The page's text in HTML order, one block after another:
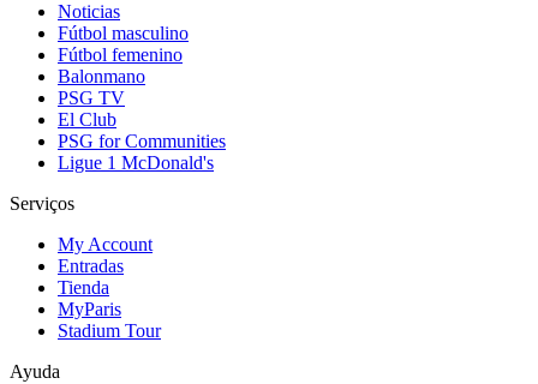
Noticias
Fútbol masculino
Fútbol femenino
Balonmano
PSG TV
El Club
PSG for Communities
Ligue 1 McDonald's
Serviços
My Account
Entradas
Tienda
MyParis
Stadium Tour
Ayuda